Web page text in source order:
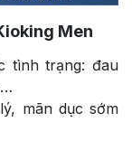
Men
tình trạng: đau
mãn dục sớm